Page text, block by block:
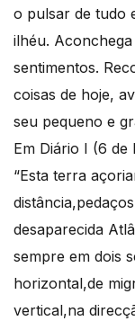
o pulsar de tudo
ilhéu.
sentimentos.
coisas de hoje,
seu pequeno e
Em Diário I (6 de
“Esta terra
desaparecida
sempre em dois
horizontal,de
vertical,na